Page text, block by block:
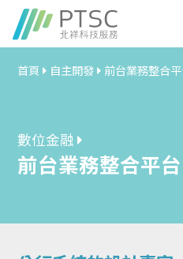
首頁 自主開發 前台業務整合平
數位金融
前台業務整合平台